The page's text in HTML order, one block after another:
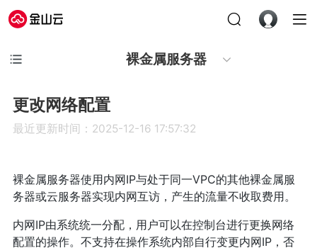
裸金属服务器
更改网络配置
最近更新时间：2025-12-16 17:57:32
裸金属服务器使用内网IP与处于同一VPC的其他裸金属服
务器或云服务器实现内网互访，产生的流量不收取费用。
内网IP由系统统一分配，用户可以在控制台进行更换网络
配置的操作。不支持在操作系统内部自行变更内网IP，否